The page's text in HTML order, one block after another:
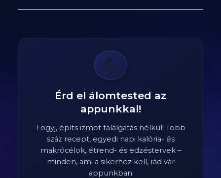
💪
Érd el álomtested az
appunkkal!
Fogyj, építs izmot találgatás nélkül! Több
száz recept, egyedi napi kalória- és
makrócélok, étrend- és edzéstervek –
minden, ami a sikerhez kell, rád vár
appunkban